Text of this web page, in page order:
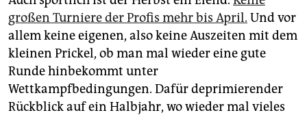
großen Turniere der Profis mehr bis April. Und vor
allem keine eigenen, also keine Auszeiten mit dem
kleinen Prickel, ob man mal wieder eine gute
Runde hinbekommt unter
Wettkampfbedingungen. Dafür deprimierender
Rückblick auf ein Halbjahr, wo wieder mal vieles